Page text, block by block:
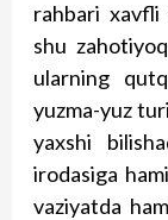
rahbari xavfli
shu
ularning
yuzma-yuz
yaxshi
irodasiga
vaziyatda